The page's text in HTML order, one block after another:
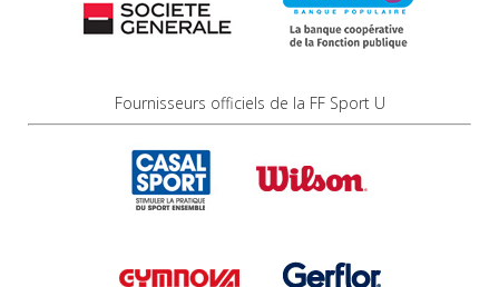
Fournisseurs officiels de la FF Sport U